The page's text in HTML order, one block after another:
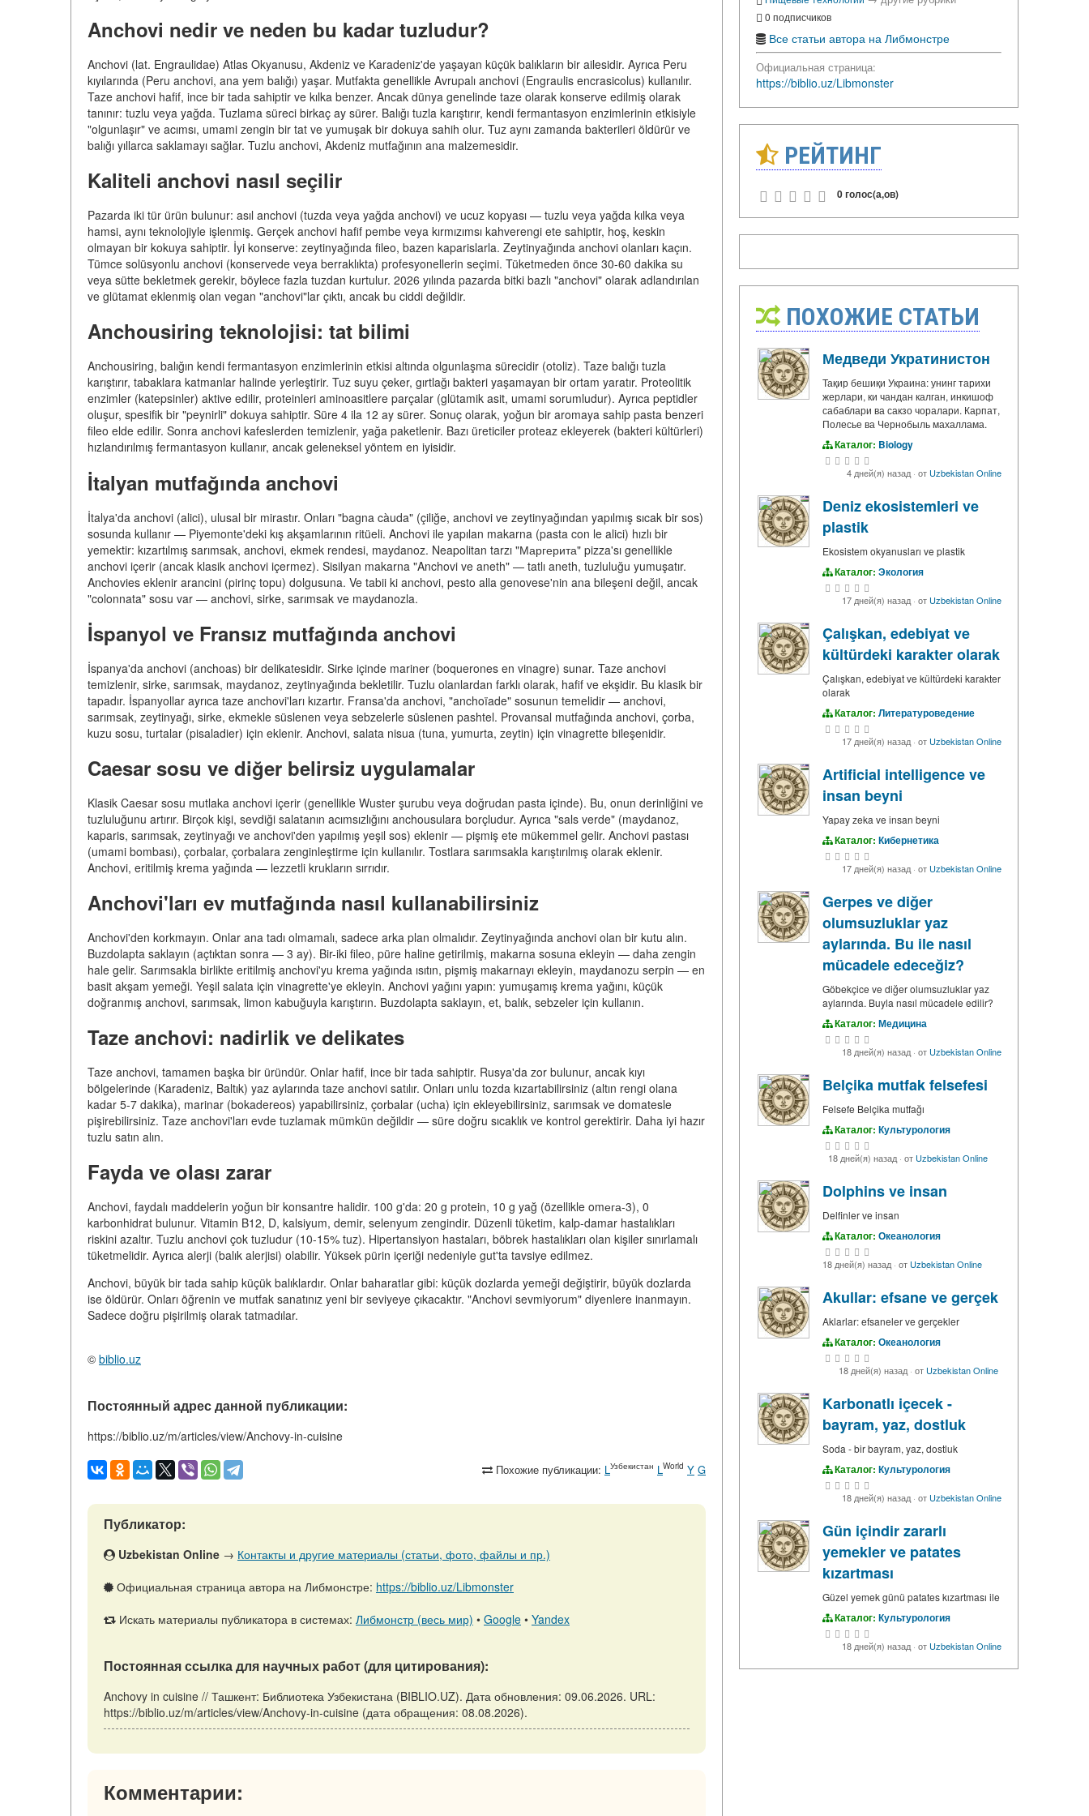
Anchovi nedir ve neden bu kadar tuzludur?
Anchovi (lat. Engraulidae) Atlas Okyanusu, Akdeniz ve Karadeniz'de yaşayan küçük balıkların bir ailesidir. Ayrıca Peru
kıyılarında (Peru anchovi, ana yem balığı) yaşar. Mutfakta genellikle Avrupalı anchovi (Engraulis encrasicolus) kullanılır.
Taze anchovi hafif, ince bir tada sahiptir ve kılka benzer. Ancak dünya genelinde taze olarak konserve edilmiş olarak
tanınır: tuzlu veya yağda. Tuzlama süreci birkaç ay sürer. Balığı tuzla karıştırır, kendi fermantasyon enzimlerinin etkisiyle
"olgunlaşır" ve acımsı, umami zengin bir tat ve yumuşak bir dokuya sahih olur. Tuz aynı zamanda bakterileri öldürür ve
balığı yıllarca saklamayı sağlar. Tuzlu anchovi, Akdeniz mutfağının ana malzemesidir.
Kaliteli anchovi nasıl seçilir
Pazarda iki tür ürün bulunur: asıl anchovi (tuzda veya yağda anchovi) ve ucuz kopyası — tuzlu veya yağda kılka veya
hamsi, aynı teknolojiyle işlenmiş. Gerçek anchovi hafif pembe veya kırmızımsı kahverengi ete sahiptir, hoş, keskin
olmayan bir kokuya sahiptir. İyi konserve: zeytinyağında fileo, bazen kaparislarla. Zeytinyağında anchovi olanları kaçın.
Tümce solüsyonlu anchovi (konservede veya berraklıkta) profesyonellerin seçimi. Tüketmeden önce 30-60 dakika su
veya sütte bekletmek gerekir, böylece fazla tuzdan kurtulur. 2026 yılında pazarda bitki bazlı "anchovi" olarak adlandırılan
ve glütamat eklenmiş olan vegan "anchovi"lar çıktı, ancak bu ciddi değildir.
Anchousiring teknolojisi: tat bilimi
Anchousiring, balığın kendi fermantasyon enzimlerinin etkisi altında olgunlaşma sürecidir (otoliz). Taze balığı tuzla
karıştırır, tabaklara katmanlar halinde yerleştirir. Tuz suyu çeker, gırtlağı bakteri yaşamayan bir ortam yaratır. Proteolitik
enzimler (katepsinler) aktive edilir, proteinleri aminoasitlere parçalar (glütamik asit, umami sorumludur). Ayrıca peptidler
oluşur, spesifik bir "peynirli" dokuya sahiptir. Süre 4 ila 12 ay sürer. Sonuç olarak, yoğun bir aromaya sahip pasta benzeri
fileo elde edilir. Sonra anchovi kafeslerden temizlenir, yağa paketlenir. Bazı üreticiler proteaz ekleyerek (bakteri kültürleri)
hızlandırılmış fermantasyon kullanır, ancak geleneksel yöntem en iyisidir.
İtalyan mutfağında anchovi
İtalya'da anchovi (alici), ulusal bir mirastır. Onları "bagna càuda" (çiliğe, anchovi ve zeytinyağından yapılmış sıcak bir sos)
sosunda kullanır — Piyemonte'deki kış akşamlarının ritüeli. Anchovi ile yapılan makarna (pasta con le alici) hızlı bir
yemektir: kızartılmış sarımsak, anchovi, ekmek rendesi, maydanoz. Neapolitan tarzı "Маргерита" pizza'sı genellikle
anchovi içerir (ancak klasik anchovi içermez). Sisilyan makarna "Anchovi ve aneth" — tatlı aneth, tuzluluğu yumuşatır.
Anchovies eklenir arancini (pirinç topu) dolgusuna. Ve tabii ki anchovi, pesto alla genovese'nin ana bileşeni değil, ancak
"colonnata" sosu var — anchovi, sirke, sarımsak ve maydanozla.
İspanyol ve Fransız mutfağında anchovi
İspanya'da anchovi (anchoas) bir delikatesidir. Sirke içinde mariner (boquerones en vinagre) sunar. Taze anchovi
temizlenir, sirke, sarımsak, maydanoz, zeytinyağında bekletilir. Tuzlu olanlardan farklı olarak, hafif ve ekşidir. Bu klasik bir
tapadır. İspanyollar ayrıca taze anchovi'ları kızartır. Fransa'da anchovi, "anchoïade" sosunun temelidir — anchovi,
sarımsak, zeytinyağı, sirke, ekmekle süslenen veya sebzelerle süslenen pashtel. Provansal mutfağında anchovi, çorba,
kuzu sosu, turtalar (pisaladier) için eklenir. Anchovi, salata nisua (tuna, yumurta, zeytin) için vinagrette bileşenidir.
Caesar sosu ve diğer belirsiz uygulamalar
Klasik Caesar sosu mutlaka anchovi içerir (genellikle Wuster şurubu veya doğrudan pasta içinde). Bu, onun derinliğini ve
tuzluluğunu artırır. Birçok kişi, sevdiği salatanın acımsızlığını anchousulara borçludur. Ayrıca "sals verde" (maydanoz,
kaparis, sarımsak, zeytinyağı ve anchovi'den yapılmış yeşil sos) eklenir — pişmiş ete mükemmel gelir. Anchovi pastası
(umami bombası), çorbalar, çorbalara zenginleştirme için kullanılır. Tostlara sarımsakla karıştırılmış olarak eklenir.
Anchovi, eritilmiş krema yağında — lezzetli krukların sırrıdır.
Anchovi'ları ev mutfağında nasıl kullanabilirsiniz
Anchovi'den korkmayın. Onlar ana tadı olmamalı, sadece arka plan olmalıdır. Zeytinyağında anchovi olan bir kutu alın.
Buzdolapta saklayın (açtıktan sonra — 3 ay). Bir-iki fileo, püre haline getirilmiş, makarna sosuna ekleyin — daha zengin
hale gelir. Sarımsakla birlikte eritilmiş anchovi'yu krema yağında ısıtın, pişmiş makarnayı ekleyin, maydanozu serpin — en
basit akşam yemeği. Yeşil salata için vinagrette'ye ekleyin. Anchovi yağını yapın: yumuşamış krema yağını, küçük
doğranmış anchovi, sarımsak, limon kabuğuyla karıştırın. Buzdolapta saklayın, et, balık, sebzeler için kullanın.
Taze anchovi: nadirlik ve delikates
Taze anchovi, tamamen başka bir üründür. Onlar hafif, ince bir tada sahiptir. Rusya'da zor bulunur, ancak kıyı
bölgelerinde (Karadeniz, Baltık) yaz aylarında taze anchovi satılır. Onları unlu tozda kızartabilirsiniz (altın rengi olana
kadar 5-7 dakika), marinar (bokadereos) yapabilirsiniz, çorbalar (ucha) için ekleyebilirsiniz, sarımsak ve domatesle
pişirebilirsiniz. Taze anchovi'ları evde tuzlamak mümkün değildir — süre doğru sıcaklık ve kontrol gerektirir. Daha iyi hazır
tuzlu satın alın.
Fayda ve olası zarar
Anchovi, faydalı maddelerin yoğun bir konsantre halidir. 100 g'da: 20 g protein, 10 g yağ (özellikle omега-3), 0
karbonhidrat bulunur. Vitamin B12, D, kalsiyum, demir, selenyum zengindir. Düzenli tüketim, kalp-damar hastalıkları
riskini azaltır. Tuzlu anchovi çok tuzludur (10-15% tuz). Hipertansiyon hastaları, böbrek hastalıkları olan kişiler sınırlamalı
tüketmelidir. Ayrıca alerji (balık alerjisi) olabilir. Yüksek pürin içeriği nedeniyle gut'ta tavsiye edilmez.
Anchovi, büyük bir tada sahip küçük balıklardır. Onlar baharatlar gibi: küçük dozlarda yemeği değiştirir, büyük dozlarda
ise öldürür. Onları öğrenin ve mutfak sanatınız yeni bir seviyeye çıkacaktır. "Anchovi sevmiyorum" diyenlere inanmayın.
Sadece doğru pişirilmiş olarak tatmadılar.
© biblio.uz
Постоянный адрес данной публикации:
https://biblio.uz/m/articles/view/Anchovy-in-cuisine
Похожие публикации: L Узбекистан L World Y G
Публикатор:
Uzbekistan Online → Контакты и другие материалы (статьи, фото, файлы и пр.)
Официальная страница автора на Либмонстре: https://biblio.uz/Libmonster
Искать материалы публикатора в системах: Либмонстр (весь мир) • Google • Yandex
Постоянная ссылка для научных работ (для цитирования):
Anchovy in cuisine // Ташкент: Библиотека Узбекистана (BIBLIO.UZ). Дата обновления: 09.06.2026. URL:
https://biblio.uz/m/articles/view/Anchovy-in-cuisine (дата обращения: 08.08.2026).
Комментарии:
0 подписчиков
Все статьи автора на Либмонстре
Официальная страница:
https://biblio.uz/Libmonster
РЕЙТИНГ
0 голос(а,ов)
ПОХОЖИЕ СТАТЬИ
Медведи Укратинистон
Тақир бешиқи Украина: унинг тарихи
жерлари, ки чандан калган, инкишоф
сабаблари ва сакзо чоралари. Карпат,
Полесье ва Чернобыль махаллама.
Каталог: Biology
4 дней(я) назад· от Uzbekistan Online
Deniz ekosistemleri ve
plastik
Ekosistem okyanusları ve plastik
Каталог: Экология
17 дней(я) назад· от Uzbekistan Online
Çalışkan, edebiyat ve
kültürdeki karakter olarak
Çalışkan, edebiyat ve kültürdeki karakter
olarak
Каталог: Литературоведение
17 дней(я) назад· от Uzbekistan Online
Artificial intelligence ve
insan beyni
Yapay zeka ve insan beyni
Каталог: Кибернетика
17 дней(я) назад· от Uzbekistan Online
Gerpes ve diğer
olumsuzluklar yaz
aylarında. Bu ile nasıl
mücadele edeceğiz?
Göbekçice ve diğer olumsuzluklar yaz
aylarında. Buyla nasıl mücadele edilir?
Каталог: Медицина
18 дней(я) назад· от Uzbekistan Online
Belçika mutfak felsefesi
Felsefe Belçika mutfağı
Каталог: Культурология
18 дней(я) назад· от Uzbekistan Online
Dolphins ve insan
Delfinler ve insan
Каталог: Океанология
18 дней(я) назад· от Uzbekistan Online
Akullar: efsane ve gerçek
Aklarlar: efsaneler ve gerçekler
Каталог: Океанология
18 дней(я) назад· от Uzbekistan Online
Karbonatlı içecek -
bayram, yaz, dostluk
Soda - bir bayram, yaz, dostluk
Каталог: Культурология
18 дней(я) назад· от Uzbekistan Online
Gün içindir zararlı
yemekler ve patates
kızartması
Güzel yemek günü patates kızartması ile
Каталог: Культурология
18 дней(я) назад· от Uzbekistan Online